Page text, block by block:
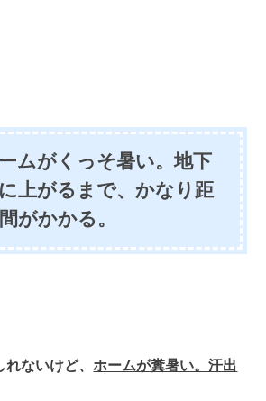
ムがくっそ暑い。地下
上がるまで、かなり距
がかかる。
れないけど、ホームが糞暑い。汗出